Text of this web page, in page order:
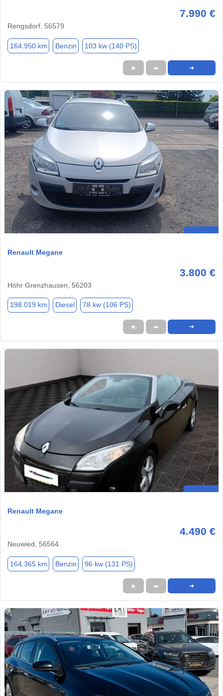
7.990 €
Rengsdorf, 56579
164.950 km Benzin 103 kw (140 PS)
★ ➦ ➜
Renault Megane
3.800 €
Höhr Grenzhausen, 56203
198.019 km Diesel 78 kw (106 PS)
★ ➦ ➜
Renault Megane
4.490 €
Neuwied, 56564
164.365 km Benzin 96 kw (131 PS)
★ ➦ ➜